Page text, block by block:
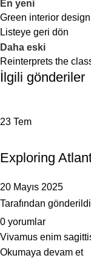
En yeni
Green interior
Listeye geri dön
Daha eski
Reinterprets the
İlgili gönderiler
23 Tem
Exploring
20 Mayıs 2025
Tarafından gönderildi
0 yorumlar
Vivamus enim
Okumaya devam et